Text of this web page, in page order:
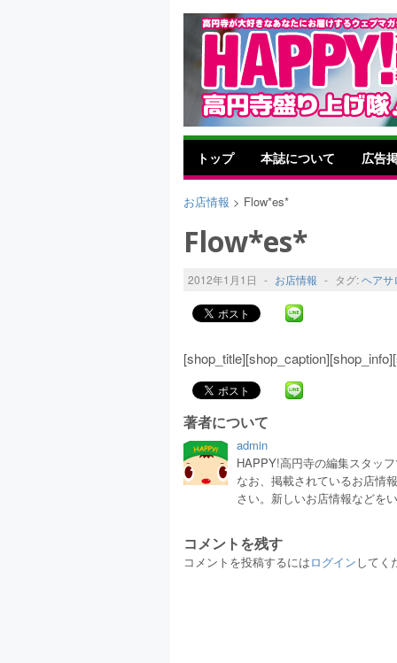
トップ 本誌について 広告
お店情報 > Flow*es*
Flow*es*
2012年1月1日 - お店情報 - タグ:ヘアサ
著者について
admin
HAPPY!高円寺の編集スタッ
なお、掲載されているお店情
さい。新しいお店情報などを
コメントを残す
コメントを投稿するにはログインしてく